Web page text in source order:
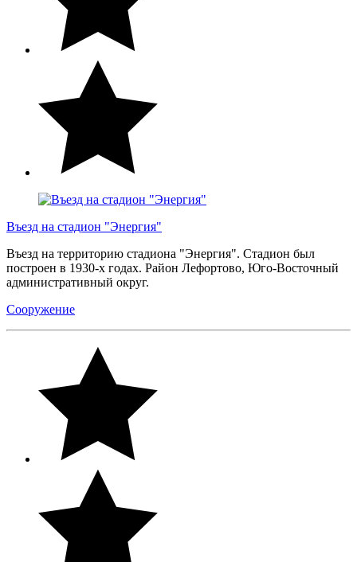
Въезд на стадион "Энергия"
Въезд на территорию стадиона "Энергия". Стадион был
построен в 1930-х годах. Район Лефортово, Юго-Восточный
административный округ.
Сооружение